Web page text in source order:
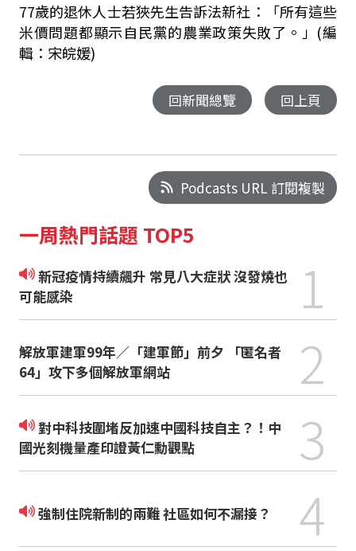
77歲的退休人士若狹先生告訴法新社：「所有這些
米價問題都顯示自民黨的農業政策失敗了。」(編
輯：宋皖媛)
回新聞總覽 回上頁
Podcasts URL 訂閱複製
一周熱門話題 TOP5
新冠疫情持續飆升 常見八大症狀 沒發燒也
可能感染
1
解放軍建軍99年／「建軍節」前夕 「匿名者
64」攻下多個解放軍網站
2
對中科技圍堵反加速中國科技自主？！中
國光刻機量產印證黃仁勳觀點
3
強制住院新制的兩難 社區如何不漏接？ 4